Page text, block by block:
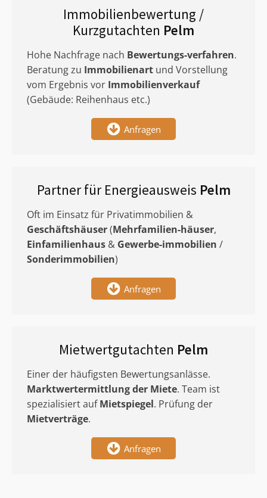
Immobilienbewertung /
Kurzgutachten Pelm
Hohe Nachfrage nach Bewertungs-verfahren.
Beratung zu Immobilienart und Vorstellung
vom Ergebnis vor Immobilienverkauf
(Gebäude: Reihenhaus etc.)
Anfragen
Partner für Energieausweis Pelm
Oft im Einsatz für Privatimmobilien &
Geschäftshäuser(Mehrfamilien-häuser,
Einfamilienhaus & Gewerbe-immobilien /
Sonderimmobilien)
Anfragen
Mietwertgutachten Pelm
Einer der häufigsten Bewertungsanlässe.
Marktwertermittlungder Miete. Team ist
spezialisiert aufMietspiegel. Prüfung der
Mietverträge.
Anfragen